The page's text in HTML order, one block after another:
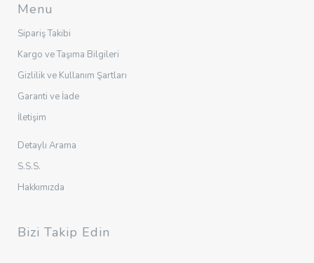
Menu
Sipariş Takibi
Kargo ve Taşıma Bilgileri
Gizlilik ve Kullanım Şartları
Garanti ve İade
İletişim
Detaylı Arama
S.S.S.
Hakkımızda
Bizi Takip Edin